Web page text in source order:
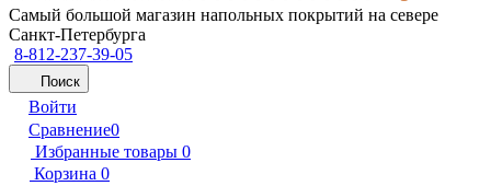
Самый большой магазин напольных покрытий на севере
Санкт-Петербурга
8-812-237-39-05
Поиск
Войти
Сравнение0
Избранные товары 0
Корзина 0